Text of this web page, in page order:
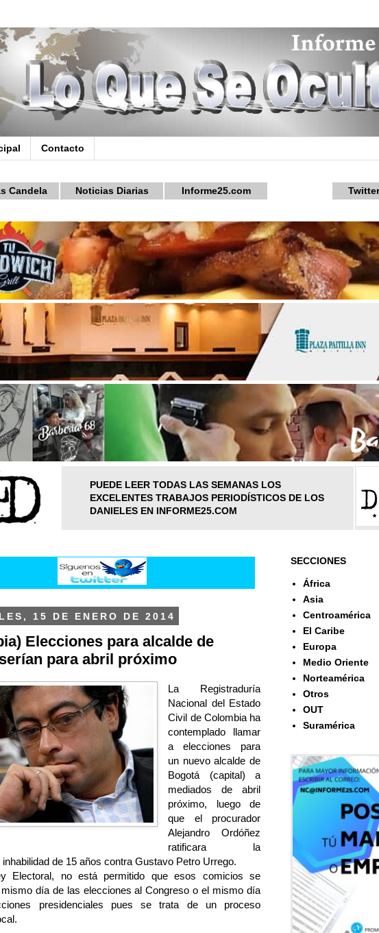
Contacto
Candela Noticias Diarias Informe25.com
PUEDE LEER TODAS LAS SEMANAS LOS
EXCELENTES TRABAJOS PERIODÍSTICOS DE LOS
DANIELES EN INFORME25.COM
15 DE ENERO DE 2014
Elecciones para alcalde de
para abril próximo
La Registraduría
Nacional del Estado
Civil de Colombia ha
contemplado llamar
a elecciones para
un nuevo alcalde de
Bogotá (capital) a
mediados de abril
próximo, luego de
que el procurador
Alejandro Ordóñez
ratificara la
de 15 años contra Gustavo Petro Urrego.
Electoral, no está permitido que esos comicios se
día de las elecciones al Congreso o el mismo día
presidenciales pues se trata de un proceso
SECCIONES
África
Asia
Centroamérica
El Caribe
Europa
Medio Oriente
Norteamérica
Otros
OUT
Suramérica